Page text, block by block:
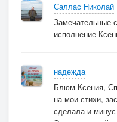
Саллас Николай
Замечательные
исполнение
надежда
Блюм Ксения,
на мои стихи,
сделала и